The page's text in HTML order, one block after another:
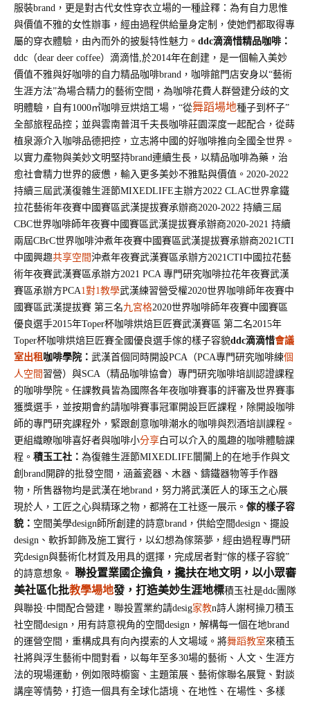
服裝brand，更是對古代女性穿衣立場的一種詮釋：為有自力思惟
與價值不雅的女性辦事，經由過程供給量身定制，使她們都取得專
屬的穿衣體驗，由內而外的披髮特性魅力。 ddc滴滴惜精品咖啡：
ddc（dear deer coffee）滴滴惜,於2014年在創建，是一個輸入美妙
價值不雅與好咖啡的自力精品咖啡brand，咖啡館門店安身以“藝術
生涯方法”為場合精力的藝術空間，為咖啡花費人群營建分歧的文
明體驗，自有1000㎡咖啡豆烘焙工場， “從舞蹈場地種子到杯子”
全部旅程品控；並與雲南普洱千夫長咖啡莊園深度一起配合，從蒔
植泉源介入咖啡品德把控，立志將中國的好咖啡推向全國全世界。
以實力產物與美妙文明堅持brand連續生長，以精品咖啡為藥，治
愈社會精力世界的疲憊，輸入更多美妙不雅點與價值。 2020-2022
持續三屆武漢復雜生涯節MIXEDLIFE主辦方2022 CLAC世界拿鐵
拉花藝術年夜賽中國賽區武漢提拔賽承辦商2020-2022 持續三屆
CBC世界咖啡師年夜賽中國賽區武漢提拔賽承辦商2020-2021 持續
兩屆CBrC世界咖啡沖煮年夜賽中國賽區武漢提拔賽承辦商2021CTI
中國興趣共享空間沖煮年夜賽武漢賽區承辦方2021CTI中國拉花藝
術年夜賽武漢賽區承辦方2021 PCA 專門研究咖啡拉花年夜賽武漢
賽區承辦方PCA1對1教學武漢練習營受權2020世界咖啡師年夜賽中
國賽區武漢提拔賽 第三名九宮格2020世界咖啡師年夜賽中國賽區
優良選手2015年Toper杯咖啡烘焙巨匠賽武漢賽區 第二名2015年
Toper杯咖啡烘焙巨匠賽全國優良選手傢的樣子容貌ddc滴滴惜會議
室出租咖啡學院： 武漢首個同時開設PCA（PCA專門研究咖啡練個
人空間 習營）與SCA（精品咖啡協會）專門研究咖啡培訓認證課程
的咖啡學院。任課教員皆為國際各年夜咖啡賽事的評審及世界賽事
獲獎選手，並按期會約請咖啡賽事冠軍開設巨匠課程，除開設咖啡
師的專門研究課程外，緊跟創意咖啡潮水的咖啡與烈酒培訓課程。
更組織瞭咖啡喜好者與咖啡小分享白可以介入的風趣的咖啡體驗課
程。 積玉工社： 為復雜生涯節MIXEDLIFE闤闠上的在地手作與文
創brand開辟的批發空間，涵蓋瓷器、木器、鑄鐵器物等手作器
物，所售器物均是武漢在地brand，努力將武漢匠人的琢玉之心展
現於人，工匠之心與精琢之物，都將在工社逐一展示。 傢的樣子容
貌： 空間美學design師所創建的詩意brand，供給空間design、擺設
design、軟拆卸飾及施工實行，以幻想為傢築夢，經由過程專門研
究design與藝術化材質及用具的選擇，完成居者對“傢的樣子容貌”
的詩意想象。 聯投置業國企擔負，攙扶在地文明， 以小眾審
美社區化批教學場地發，打造美妙生涯地標積玉社是ddc團隊
與聯投·中間配合營建，聯投置業約請desig家教n詩人謝柯操刀積玉
社空間design，用有詩意視角的空間design，解構每一個在地brand
的運營空間，重構成具有向內摸索的人文場域。將舞蹈教室來積玉
社將與浮生藝術中間對看，以每年至多30場的藝術、人文、生涯方
法的現場運動，例如限時櫥窗、主題策展、藝術傢聯名展覽、對談
講座等情勢，打造一個具有全球化語境、在地性、在場性、多樣